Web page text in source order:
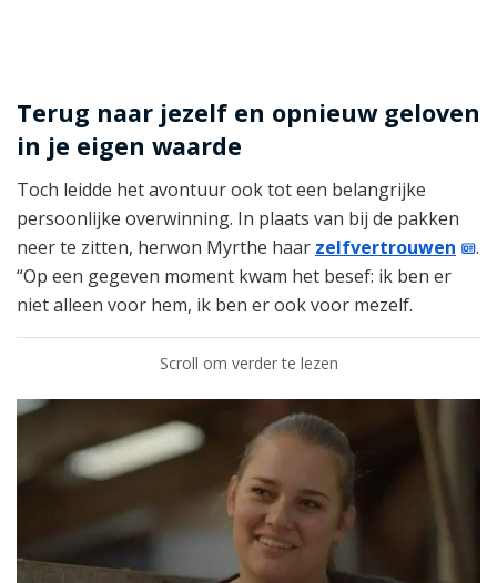
Terug naar jezelf en opnieuw geloven
in je eigen waarde
Toch leidde het avontuur ook tot een belangrijke
persoonlijke overwinning. In plaats van bij de pakken
neer te zitten, herwon Myrthe haar zelfvertrouwen
.
“Op een gegeven moment kwam het besef: ik ben er
niet alleen voor hem, ik ben er ook voor mezelf.
Scroll om verder te lezen